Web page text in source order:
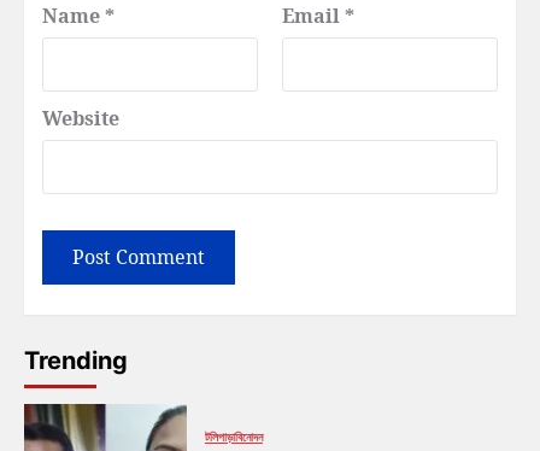
Name * Email *
Website
Trending
টলিপাড়াবিনোদন